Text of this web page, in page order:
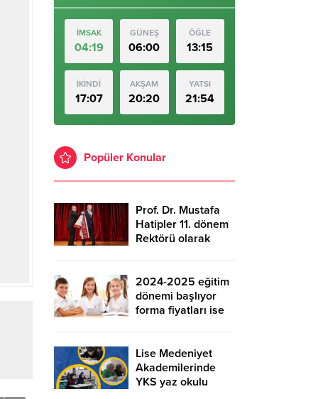
İMSAK
04:19
GÜNEŞ
06:00
ÖĞLE
13:15
İKİNDİ
17:07
AKŞAM
20:20
YATSI
21:54
Popüler Konular
Prof. Dr. Mustafa
Hatipler 11. dönem
Rektörü olarak
2024-2025 eğitim
dönemi başlıyor
forma fiyatları ise
Lise Medeniyet
Akademilerinde
YKS yaz okulu